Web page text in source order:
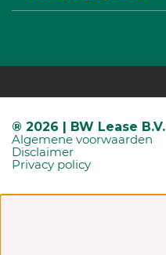
® 2026 | BW Lease B.V.
Algemene voorwaarden
Disclaimer
Privacy policy